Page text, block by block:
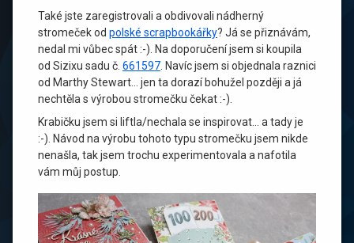
Také jste zaregistrovali a obdivovali nádherný
stromeček od polské scrapbookářky? Já se přiznávám,
nedal mi vůbec spát :-). Na doporučení jsem si koupila
od Sizixu sadu č. 661597 . Navíc jsem si objednala raznici
od Marthy Stewart… jen ta dorazí bohužel později a já
nechtěla s výrobou stromečku čekat :-).
Krabičku jsem si liftla/nechala se inspirovat… a tady je
:-). Návod na výrobu tohoto typu stromečku jsem nikde
nenašla, tak jsem trochu experimentovala a nafotila
vám můj postup.